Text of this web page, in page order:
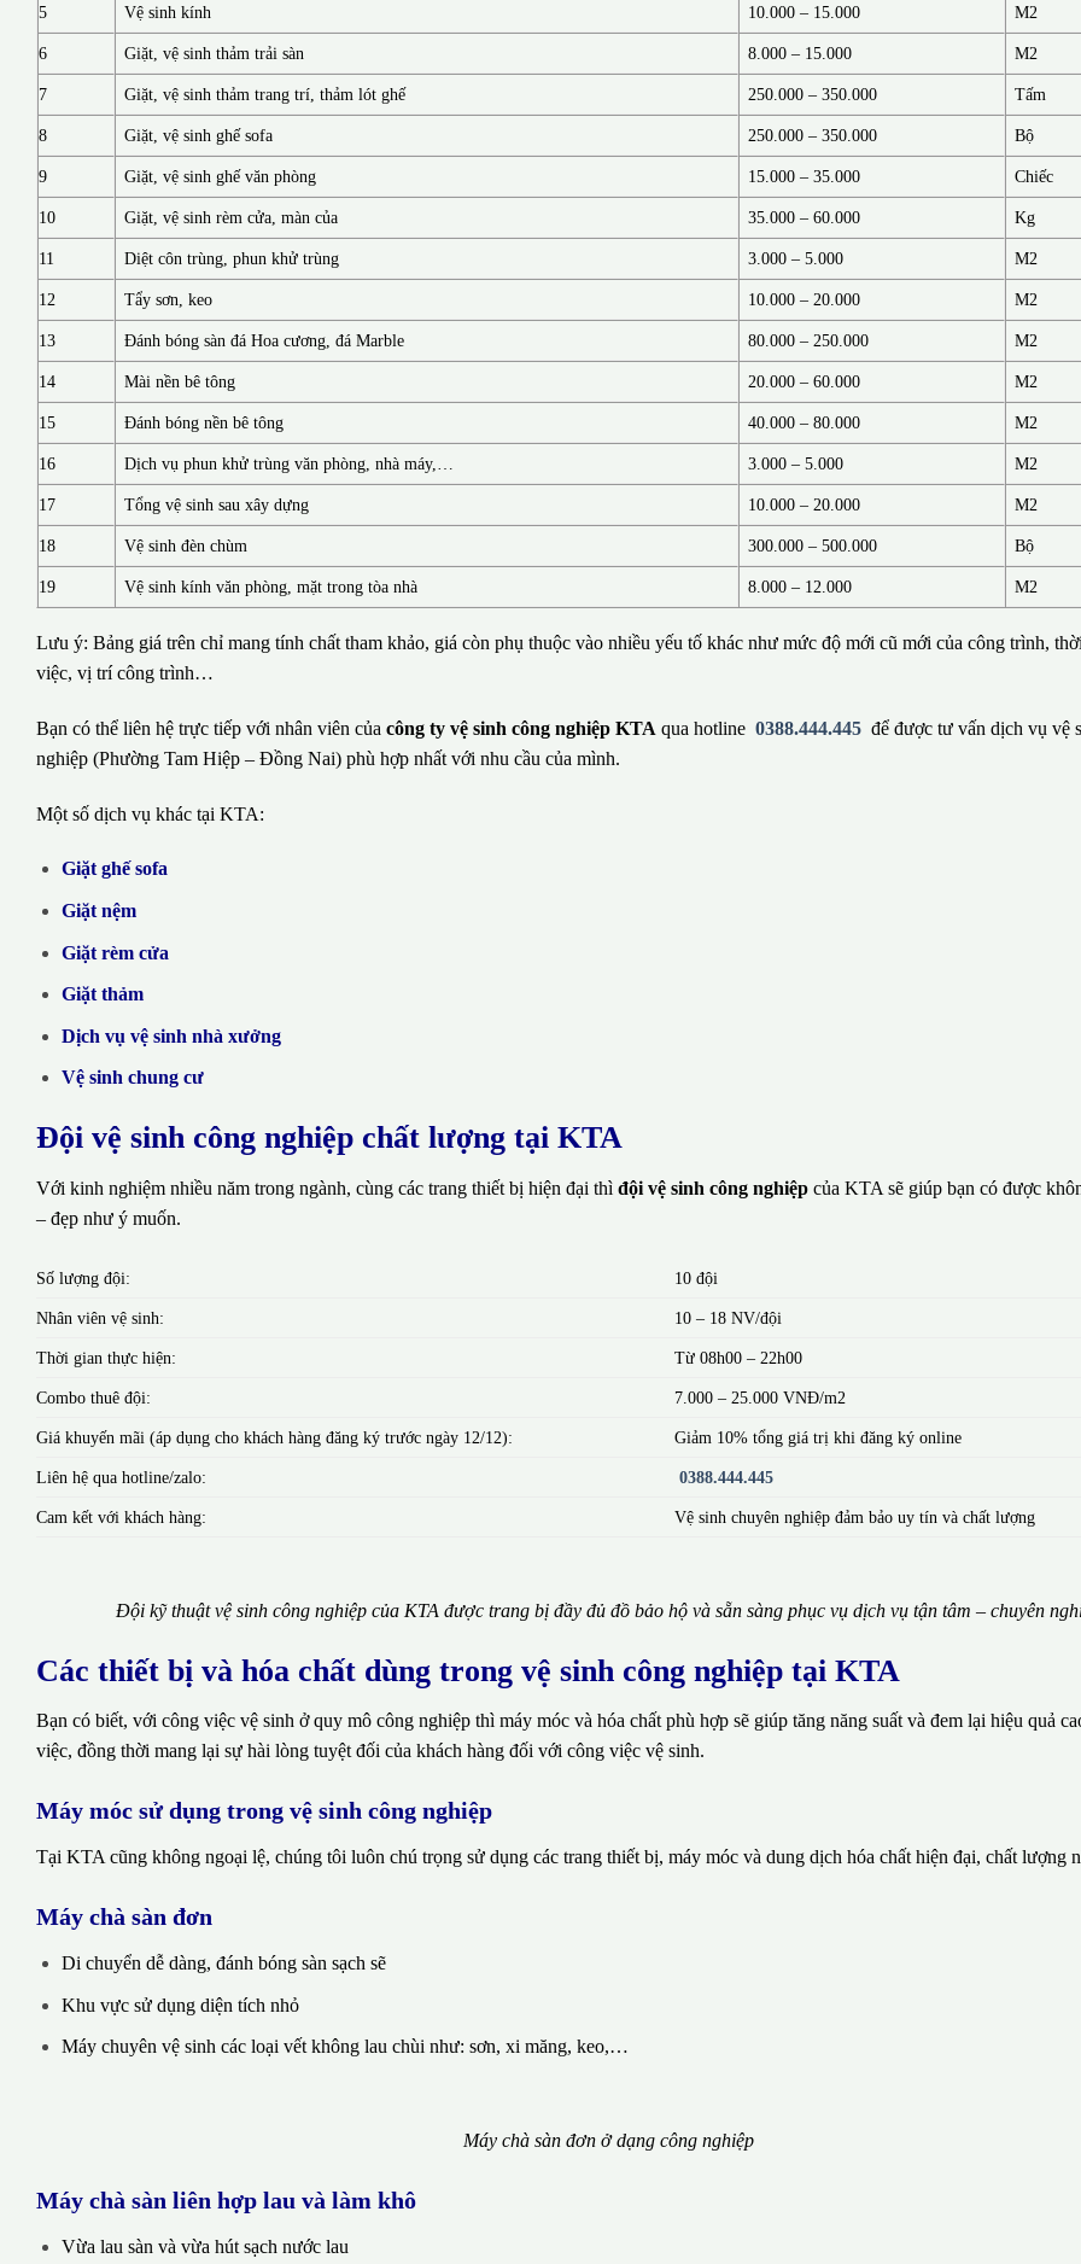
5 Vệ sinh kính 10.000 – 15.000 M2
6 Giặt, vệ sinh thảm trải sàn 8.000 – 15.000 M2
7 Giặt, vệ sinh thảm trang trí, thảm lót ghế 250.000 – 350.000 Tấm
8 Giặt, vệ sinh ghế sofa 250.000 – 350.000 Bộ
9 Giặt, vệ sinh ghế văn phòng 15.000 – 35.000 Chiếc
10 Giặt, vệ sinh rèm cửa, màn của 35.000 – 60.000 Kg
11 Diệt côn trùng, phun khử trùng 3.000 – 5.000 M2
12 Tẩy sơn, keo 10.000 – 20.000 M2
13 Đánh bóng sàn đá Hoa cương, đá Marble 80.000 – 250.000 M2
14 Mài nền bê tông 20.000 – 60.000 M2
15 Đánh bóng nền bê tông 40.000 – 80.000 M2
16 Dịch vụ phun khử trùng văn phòng, nhà máy,… 3.000 – 5.000 M2
17 Tổng vệ sinh sau xây dựng 10.000 – 20.000 M2
18 Vệ sinh đèn chùm 300.000 – 500.000 Bộ
19 Vệ sinh kính văn phòng, mặt trong tòa nhà 8.000 – 12.000 M2
Lưu ý: Bảng giá trên chỉ mang tính chất tham khảo, giá còn phụ thuộc vào nhiều yếu tố khác như mức độ mới cũ mới của công trình,
việc, vị trí công trình…
Bạn có thể liên hệ trực tiếp với nhân viên của công ty vệ sinh công nghiệp KTA qua hotline 0388.444.445 để được tư vấn dịch vụ vệ
nghiệp (Phường Tam Hiệp – Đồng Nai) phù hợp nhất với nhu cầu của mình.
Một số dịch vụ khác tại KTA:
Giặt ghế sofa
Giặt nệm
Giặt rèm cửa
Giặt thảm
Dịch vụ vệ sinh nhà xưởng
Vệ sinh chung cư
Đội vệ sinh công nghiệp chất lượng tại KTA
Với kinh nghiệm nhiều năm trong ngành, cùng các trang thiết bị hiện đại thì đội vệ sinh công nghiệp của KTA sẽ giúp bạn có được
– đẹp như ý muốn.
Số lượng đội: 10 đội
Nhân viên vệ sinh: 10 – 18 NV/đội
Thời gian thực hiện: Từ 08h00 – 22h00
Combo thuê đội: 7.000 – 25.000 VNĐ/m2
Giá khuyến mãi (áp dụng cho khách hàng đăng ký trước ngày 12/12): Giảm 10% tổng giá trị khi đăng ký online
Liên hệ qua hotline/zalo: 0388.444.445
Cam kết với khách hàng: Vệ sinh chuyên nghiệp đảm bảo uy tín và chất lượng
Đội kỹ thuật vệ sinh công nghiệp của KTA được trang bị đầy đủ đồ bảo hộ và sẵn sàng phục vụ dịch vụ tận tâm – chuyên
Các thiết bị và hóa chất dùng trong vệ sinh công nghiệp tại KTA
Bạn có biết, với công việc vệ sinh ở quy mô công nghiệp thì máy móc và hóa chất phù hợp sẽ giúp tăng năng suất và đem lại hiệu quả
việc, đồng thời mang lại sự hài lòng tuyệt đối của khách hàng đối với công việc vệ sinh.
Máy móc sử dụng trong vệ sinh công nghiệp
Tại KTA cũng không ngoại lệ, chúng tôi luôn chú trọng sử dụng các trang thiết bị, máy móc và dung dịch hóa chất hiện đại, chất lượng
Máy chà sàn đơn
Di chuyển dễ dàng, đánh bóng sàn sạch sẽ
Khu vực sử dụng diện tích nhỏ
Máy chuyên vệ sinh các loại vết không lau chùi như: sơn, xi măng, keo,…
Máy chà sàn đơn ở dạng công nghiệp
Máy chà sàn liên hợp lau và làm khô
Vừa lau sàn và vừa hút sạch nước lau